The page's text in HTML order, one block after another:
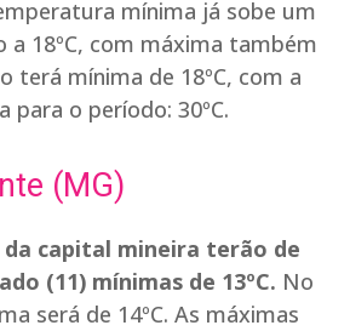
mínima já sobe um
a 18ºC, com máxima também
terá mínima de 18ºC, com a
para o período: 30ºC.
(MG)
da capital mineira terão de
(11) mínimas de 13ºC. No
será de 14ºC. As máximas